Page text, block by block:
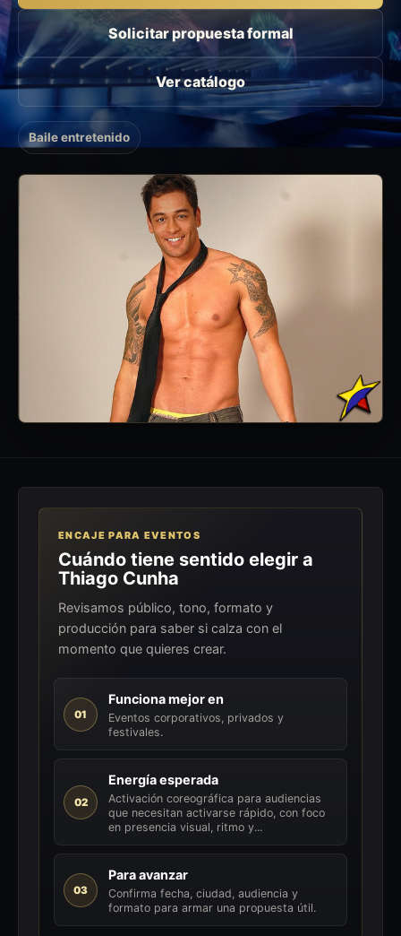
Solicitar propuesta formal
Ver catálogo
Baile entretenido
ENCAJE PARA EVENTOS
Cuándo tiene sentido elegir a
Thiago Cunha
Revisamos público, tono, formato y
producción para saber si calza con el
momento que quieres crear.
01
Funciona mejor en
Eventos corporativos, privados y
festivales.
02
Energía esperada
Activación coreográfica para audiencias
que necesitan activarse rápido, con foco
en presencia visual, ritmo y...
03
Para avanzar
Confirma fecha, ciudad, audiencia y
formato para armar una propuesta útil.